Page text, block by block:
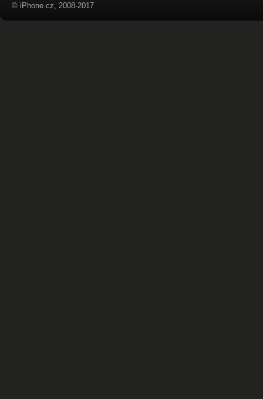
© iPhone.cz, 2008-2017